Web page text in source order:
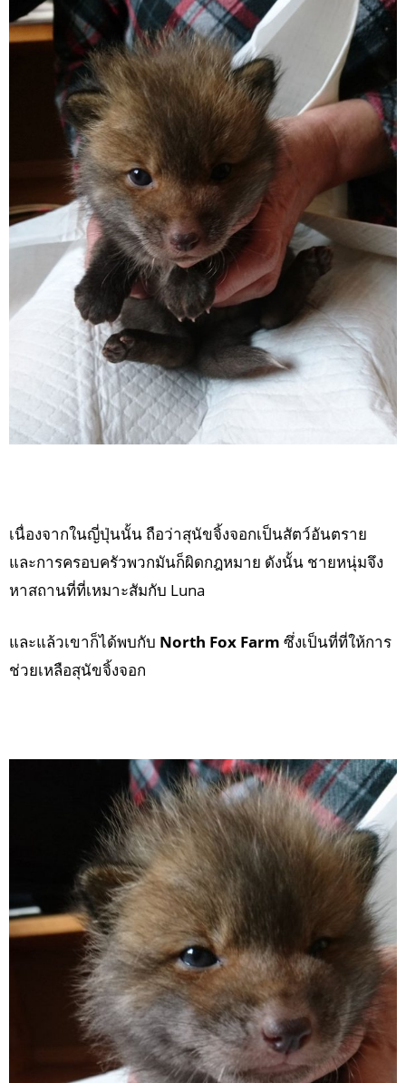
เนื่องจากในญี่ปุ่นนั้น ถือว่าสุนัขจิ้งจอกเป็นสัตว์อันตราย
และการครอบครัวพวกมันก็ผิดกฎหมาย ดังนั้น ชายหนุ่มจึง
หาสถานที่ที่เหมาะสัมกับ Luna
และแล้วเขาก็ได้พบกับ North Fox Farm ซึ่งเป็นที่ที่ให้การ
ช่วยเหลือสุนัขจิ้งจอก